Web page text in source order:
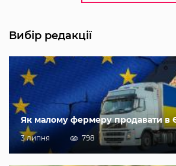
Вибір редакції
Як малому фермеру продавати в
3 липня 798